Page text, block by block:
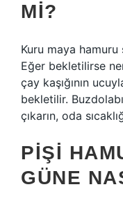
MI?
Kuru maya
Eğer bekletilirse
çay kaşığının
bekletilir.
çıkarın, oda
PIŞI
GÜNE